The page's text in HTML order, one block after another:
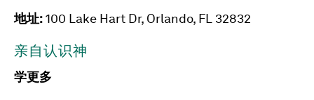
地址:100 Lake Hart Dr, Orlando, FL 32832
亲自认识神
学更多